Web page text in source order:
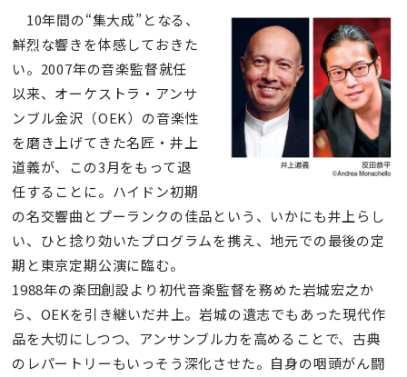
10年間の“集大成”となる、
鮮烈な響きを体感しておきた
い。2007年の音楽監督就任
以来、オーケストラ・アンサ
ンブル金沢（OEK）の音楽性
を磨き上げてきた名匠・井上
道義が、この3月をもって退
任することに。ハイドン初期
の名交響曲とプーランクの佳品という、いかにも井上らし
い、ひと捻り効いたプログラムを携え、地元での最後の定
期と東京定期公演に臨む。
1988年の楽団創設より初代音楽監督を務めた岩城宏之か
ら、OEKを引き継いだ井上。岩城の遺志でもあった現代作
品を大切にしつつ、アンサンブル力を高めることで、古典
のレパートリーもいっそう深化させた。自身の咽頭がん闘